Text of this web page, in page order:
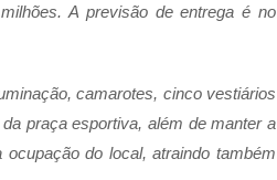
A previsão de entrega é no
camarotes, cinco vestiários
praça esportiva, além de manter a
do local, atraindo também